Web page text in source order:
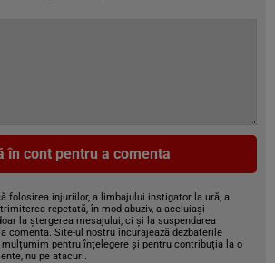
în cont pentru a comenta
folosirea injuriilor, a limbajului instigator la ură, a
repetată, în mod abuziv, a aceluiași
la ștergerea mesajului, ci și la suspendarea
comenta. Site-ul nostru încurajează dezbaterile
pentru înțelegere și pentru contribuția la o
nu pe atacuri.